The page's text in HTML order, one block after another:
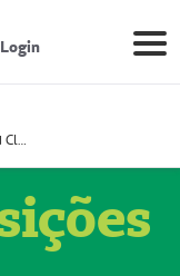
Login
Prestador: Vipmed Clínica Geral Ltda, 51004349-0 (Nome Fantasia: Policlínica Master)